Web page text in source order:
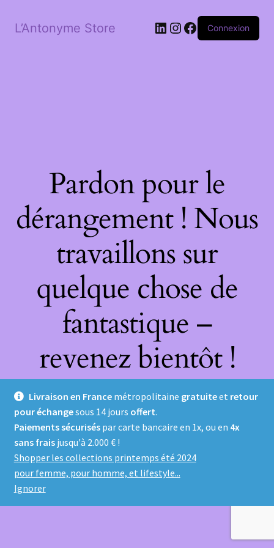
Livraison en France métropolitaine gratuiteet retour
pour échangesous 14 jours offert.
Paiements sécuriséspar carte bancaire en 1x, ou en 4x
sans fraisjusqu'à 2.000 € !
Shopper les collections printemps été 2024
pour femme, pour homme, et lifestyle...
Ignorer
L’Antonyme Store LinkedIn
Instagram
Facebook
Connexion
Pardon pour le
dérangement ! Nous
travaillons sur
quelque chose de
fantastique –
revenez bientôt !